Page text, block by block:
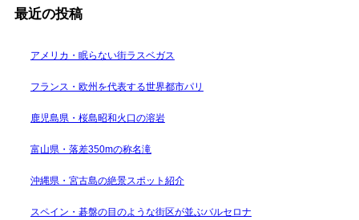
最近の投稿
アメリカ・眠らない街ラスベガス
フランス・欧州を代表する世界都市パリ
鹿児島県・桜島昭和火口の溶岩
富山県・落差350mの称名滝
沖縄県・宮古島の絶景スポット紹介
スペイン・碁盤の目のような街区が並ぶバルセロナ